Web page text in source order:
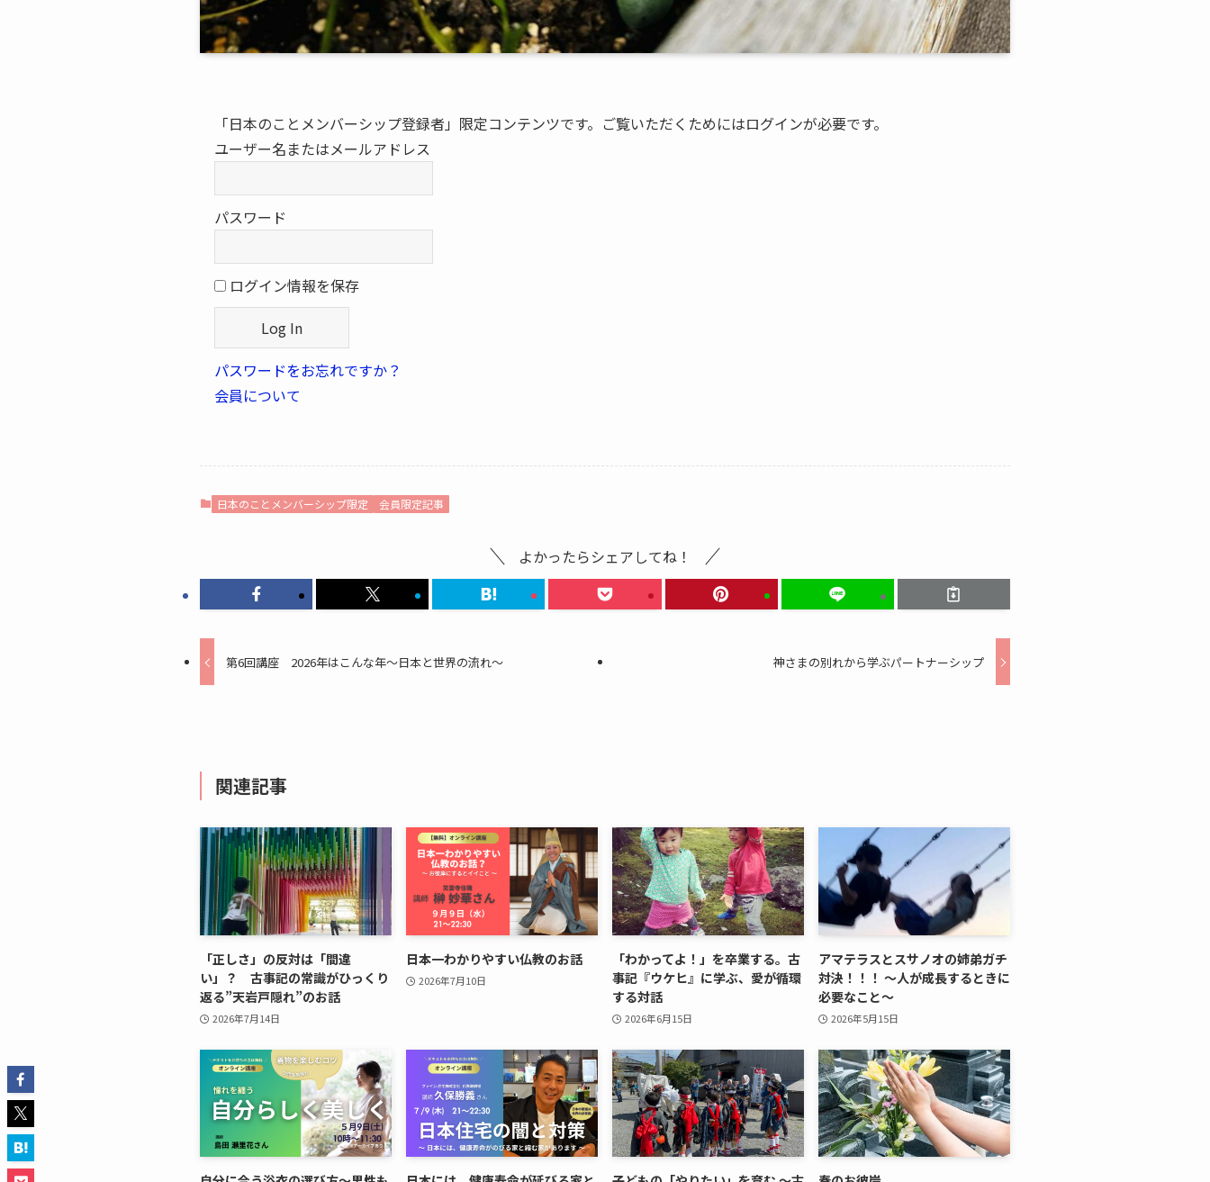
「日本のことメンバーシップ登録者」限定コンテンツです。ご覧いただくためにはログインが必要です。
ユーザー名またはメールアドレス
パスワード
ログイン情報を保存
パスワードをお忘れですか？
会員について
日本のことメンバーシップ限定 会員限定記事
よかったらシェアしてね！
第6回講座 2026年はこんな年～日本と世界の流れ～ 神さまの別れから学ぶパートナーシップ
関連記事
「正しさ」の反対は「間違
い」？ 古事記の常識がひっくり
返る”天岩戸隠れ”のお話
2026年7月14日
日本一わかりやすい仏教のお話
2026年7月10日
「わかってよ！」を卒業する。古
事記『ウケヒ』に学ぶ、愛が循環
する対話
2026年6月15日
アマテラスとスサノオの姉弟ガチ
対決！！！ ～人が成長するときに
必要なこと～
2026年5月15日